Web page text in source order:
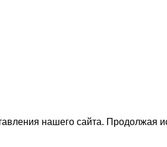
нашего сайта. Продолжая